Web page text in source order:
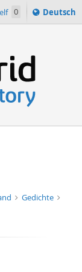
0
Sprache
ï¿½ndern
Deutsch
Gedichte